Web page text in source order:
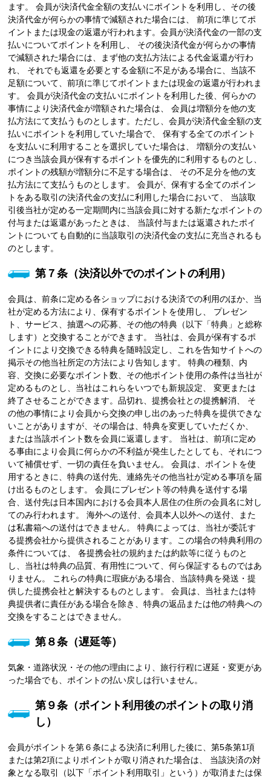
ます。 会員が決済代金全額の支払いにポイントを利用し、その後
決済代金が何らかの事情で減額された場合には、 前項に準じてポ
イントまたは現金の返還が行われます。会員が決済代金の一部の支
払いについてポイントを利用し、 その後決済代金が何らかの事情
で減額された場合には、まず他の支払方法による代金返還が行わ
れ、 それでも返還を必要とする金額に不足がある場合に、当該不
足額について、前項に準じてポイントまたは現金の返還が行われま
す。 会員が決済代金の支払いにポイントを利用した後、何らかの
事情により決済代金が増額された場合は、 会員は増額分を他の支
払方法にて支払うものとします。ただし、会員が決済代金全額の支
払いにポイントを利用していた場合で、 保有する全てのポイント
を支払いに利用することを選択していた場合は、 増額分の支払い
につき当該会員が保有するポイントを優先的に利用するものとし、
ポイントの残額が増額分に不足する場合は、 その不足分を他の支
払方法にて支払うものとします。 会員が、保有する全てのポイン
トをある取引の決済代金の支払に利用した場合において、 当該取
引後当社が定める一定期間内に当該会員に対する新たなポイントの
付与または返還があったときは、 当該付与または返還されたポイ
ントについても自動的に当該取引の決済代金の支払に充当されるも
のとします。
第７条（決済以外でのポイントの利用）
会員は、前条に定める各ショップにおける決済での利用のほか、当
社が定める方法により、保有するポイントを使用し、 プレゼン
ト、サービス、抽選への応募、その他の特典（以下「特典」と総称
します）と交換することができます。 当社は、会員が保有するポ
イントにより交換できる特典を随時設定し、これを告知サイトへの
掲示その他当社所定の方法により告知します。 特典の種類、内
容、交換に必要なポイント数、その他ポイント使用の条件は当社が
定めるものとし、当社はこれらをいつでも新規設定、 変更または
終了させることができます。品切れ、提携会社との提携解消、 そ
の他の事情により会員から交換の申し出のあった特典を提供できな
いことがありますが、その場合は、特典を変更していただくか、
または当該ポイント数を会員に返還します。 当社は、前項に定め
る事由により会員に何らかの不利益が発生したとしても、それにつ
いて補償せず、一切の責任を負いません。 会員は、ポイントを使
用するときに、特典の送付先、連絡先その他当社が定める事項を届
け出るものとします。 会員にプレゼント等の特典を送付する場
合、送付先は日本国内における会員本人居住の住所の会員名に対し
てのみ行われます。 海外への送付、会員本人以外への送付、また
は私書箱への送付はできません。 特典によっては、当社が委託す
る提携会社から提供されることがあります。この場合の特典利用の
条件については、 各提携会社の規約または約款等に従うものと
し、当社は特典の品質、有用性について、何ら保証するものではあ
りません。 これらの特典に瑕疵がある場合、当該特典を発送・提
供した提携会社と解決するものとします。 会員は、当社または特
典提供者に責任がある場合を除き、特典の返品または他の特典への
交換をすることはできません。
第８条（遅延等）
気象・道路状況・その他の理由により、旅行行程に遅延・変更があ
った場合でも、ポイントの払い戻しは行いません。
第９条（ポイント利用後のポイントの取り消
し）
会員がポイントを第６条による決済に利用した後に、第5条第1項
または第2項によりポイントが取り消された場合は、 当該決済の対
象となる取引（以下「ポイント利用取引」という）が取消または保